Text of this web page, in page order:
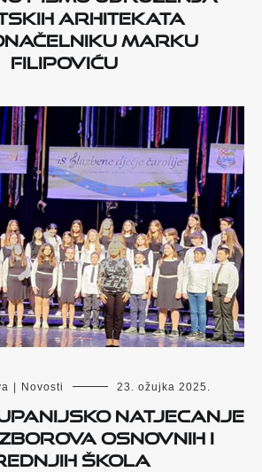
arhitekata
Marku
Filipoviću
Novosti 23. ožujka 2025.
natjecanje
osnovnih i
škola